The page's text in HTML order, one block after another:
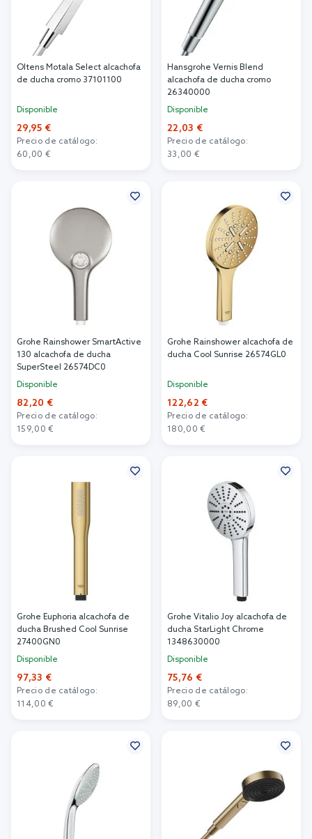
Oltens Motala Select alcachofa
de ducha cromo 37101100
Disponible
29,95 €
Precio de catálogo:
60,00 €
Hansgrohe Vernis Blend
alcachofa de ducha cromo
26340000
Disponible
22,03 €
Precio de catálogo:
33,00 €
Grohe Rainshower SmartActive
130 alcachofa de ducha
SuperSteel 26574DC0
Disponible
82,20 €
Precio de catálogo:
159,00 €
Grohe Rainshower alcachofa de
ducha Cool Sunrise 26574GL0
Disponible
122,62 €
Precio de catálogo:
180,00 €
Grohe Euphoria alcachofa de
ducha Brushed Cool Sunrise
27400GN0
Disponible
97,33 €
Precio de catálogo:
114,00 €
Grohe Vitalio Joy alcachofa de
ducha StarLight Chrome
1348630000
Disponible
75,76 €
Precio de catálogo:
89,00 €